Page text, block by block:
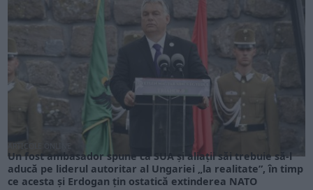
ARTICOLE ONLINE
Un fost ambasador spune că SUA și aliații săi trebuie să-l
aducă pe liderul autoritar al Ungariei „la realitate”, în timp
ce acesta și Erdogan țin ostatică extinderea NATO